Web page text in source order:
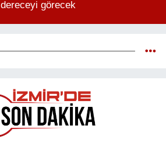
dereceyi görecek